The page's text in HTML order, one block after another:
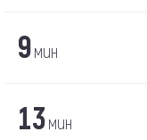
9мин
13мин